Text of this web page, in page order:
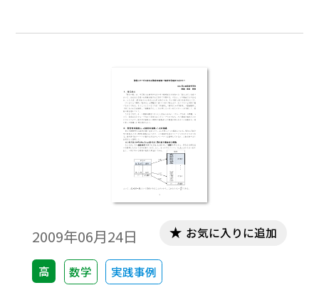
てもよい分け方についても８３通りという
部屋のない部屋分け問題は当然、正解には
至らない。そこには，イメージの欠落があ
る。本稿では，それを補う説明，別解や一
般化について考察する。※文中の数式は，
「Tosho数式エディタ」で作成されていま
す。ワード文書で数式を正しく表示するため
には，「Tosho数式エディタ」が導入されて
いることが必要です。無償ダウンロードはこ
ちら→無償ダウンロードのご案内
2009年06月24日
高 数学 実践事例
お気に入りに追加